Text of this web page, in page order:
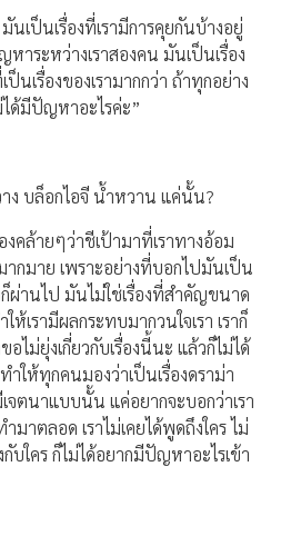
นเป็นเรื่องที่เรามีการคุยกันบ้างอยู่
าระหว่างเราสองคน มันเป็นเรื่อง
นเรื่องของเรามากกว่า ถ้าทุกอย่าง
ได้มีปัญหาอะไรค่ะ”
าง บล็อกไอจี น้ำหวาน แค่นั้น?
งคล้ายๆว่าชีเป้ามาที่เราทางอ้อม
ากมาย เพราะอย่างที่บอกไปมันเป็น
ผ่านไป มันไม่ใช่เรื่องที่สำคัญขนาด
เรามีผลกระทบมากวนใจเรา เราก็
อไม่ยุ่งเกี่ยวกับเรื่องนี้นะ แล้วก็ไม่ได้
ำให้ทุกคนมองว่าเป็นเรื่องดราม่า
เจตนาแบบนั้น แค่อยากจะบอกว่าเรา
มาตลอด เราไม่เคยได้พูดถึงใคร ไม่
กับใคร ก็ไม่ได้อยากมีปัญหาอะไรเข้า